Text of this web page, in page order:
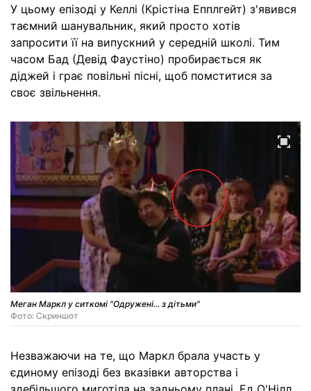
У цьому епізоді у Келлі (Крістіна Епплгейт) з'явився
таємний шанувальник, який просто хотів
запросити її на випускний у середній школі. Тим
часом Бад (Девід Фаустіно) пробирається як
діджей і грає повільні пісні, щоб помститися за
своє звільнення.
Меган Маркл у ситкомі "Одружені... з дітьми"
Фото: Скриншот
Незважаючи на те, що Маркл брала участь у
єдиному епізоді без вказівки авторства і